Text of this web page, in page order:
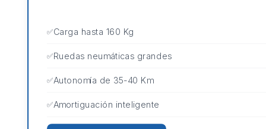
Carga hasta 160 Kg
Ruedas neumáticas grandes
Autonomía de 35-40 Km
Amortiguación inteligente